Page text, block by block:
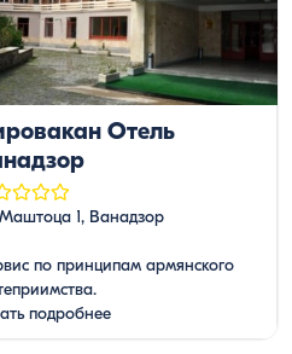
Отель
1, Ванадзор
по принципам армянского
подробнее